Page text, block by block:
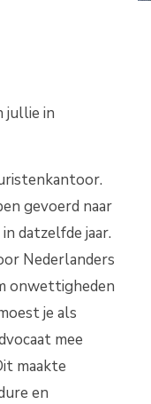
jullie in
gevoerd naar
datzelfde jaar.
Nederlanders
onwettigheden
je als
mee
maakte
en